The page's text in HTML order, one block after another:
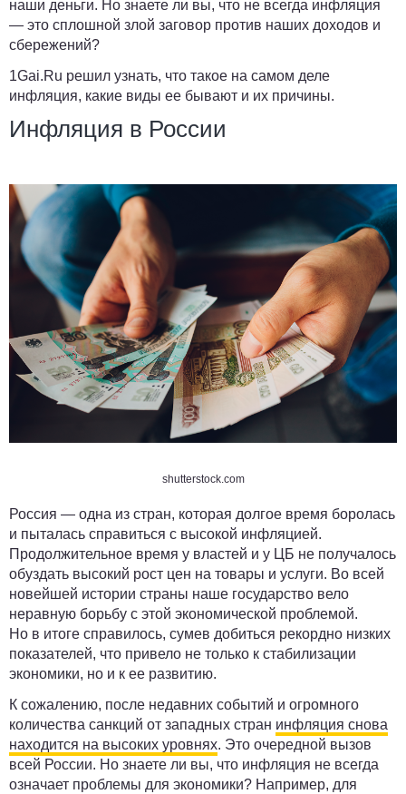
наши деньги. Но знаете ли вы, что не всегда инфляция
— это сплошной злой заговор против наших доходов и
сбережений?
1Gai.Ru решил узнать, что такое на самом деле
инфляция, какие виды ее бывают и их причины.
Инфляция в России
shutterstock.com
Россия — одна из стран, которая долгое время боролась
и пыталась справиться с высокой инфляцией.
Продолжительное время у властей и у ЦБ не получалось
обуздать высокий рост цен на товары и услуги. Во всей
новейшей истории страны наше государство вело
неравную борьбу с этой экономической проблемой.
Но в итоге справилось, сумев добиться рекордно низких
показателей, что привело не только к стабилизации
экономики, но и к ее развитию.
К сожалению, после недавних событий и огромного
количества санкций от западных стран инфляция снова
находится на высоких уровнях. Это очередной вызов
всей России. Но знаете ли вы, что инфляция не всегда
означает проблемы для экономики? Например, для